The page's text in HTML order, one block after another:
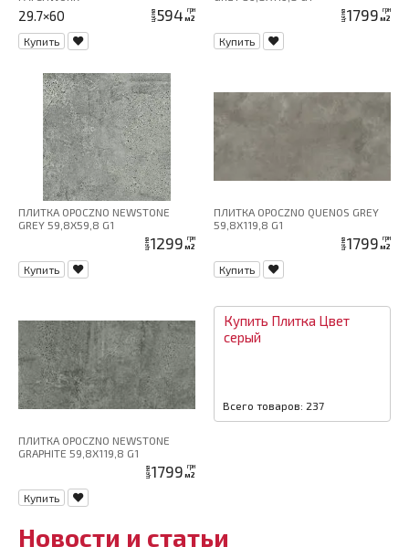
29.7×60 цена 594 грн
м2
Купить
цена1799 грн
м2
Купить
ПЛИТКА OPOCZNO NEWSTONE
GREY 59,8X59,8 G1
цена1299 грн
м2
Купить
ПЛИТКА OPOCZNO QUENOS GREY
59,8X119,8 G1
цена1799 грн
м2
Купить
ПЛИТКА OPOCZNO NEWSTONE
GRAPHITE 59,8X119,8 G1
цена1799 грн
м2
Купить
Купить Плитка Цвет
серый
Всего товаров: 237
Новости и статьи